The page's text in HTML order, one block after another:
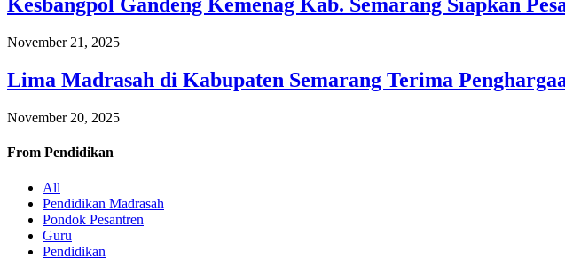
Kesbangpol Gandeng Kemenag Kab. Semarang Siapkan
November 21, 2025
Lima Madrasah di Kabupaten Semarang Terima
November 20, 2025
From Pendidikan
All
Pendidikan Madrasah
Pondok Pesantren
Guru
Pendidikan